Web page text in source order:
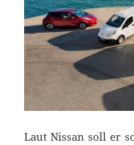
Laut Nissan soll er